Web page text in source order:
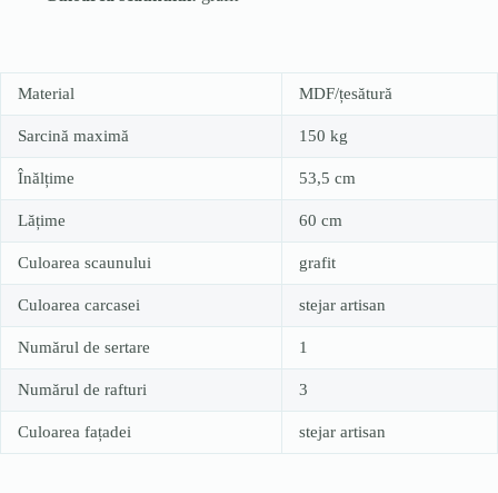
Material MDF/țesătură
Sarcină maximă 150 kg
Înălțime 53,5 cm
Lățime 60 cm
Culoarea scaunului grafit
Culoarea carcasei stejar artisan
Numărul de sertare 1
Numărul de rafturi 3
Culoarea fațadei stejar artisan